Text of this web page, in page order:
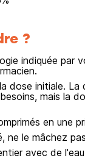
?
indiquée par
dose initiale.
mais la
en une
ne le mâchez
avec de